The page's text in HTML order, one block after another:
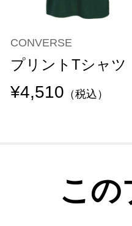
CONVERSE
プリントTシャツ
¥4,510 （税込）
この